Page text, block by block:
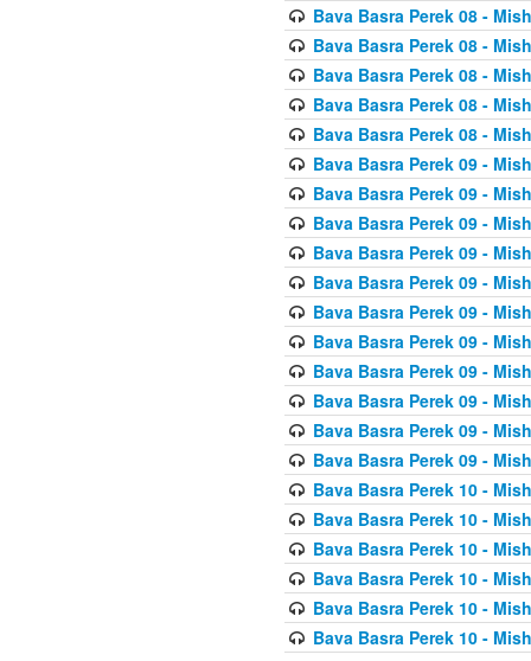
Bava Basra Perek 08 -
Bava Basra Perek 08 -
Bava Basra Perek 08 -
Bava Basra Perek 08 -
Bava Basra Perek 08 -
Bava Basra Perek 09 -
Bava Basra Perek 09 -
Bava Basra Perek 09 -
Bava Basra Perek 09 -
Bava Basra Perek 09 -
Bava Basra Perek 09 -
Bava Basra Perek 09 -
Bava Basra Perek 09 -
Bava Basra Perek 09 -
Bava Basra Perek 09 -
Bava Basra Perek 09 -
Bava Basra Perek 10 -
Bava Basra Perek 10 -
Bava Basra Perek 10 -
Bava Basra Perek 10 -
Bava Basra Perek 10 -
Bava Basra Perek 10 -